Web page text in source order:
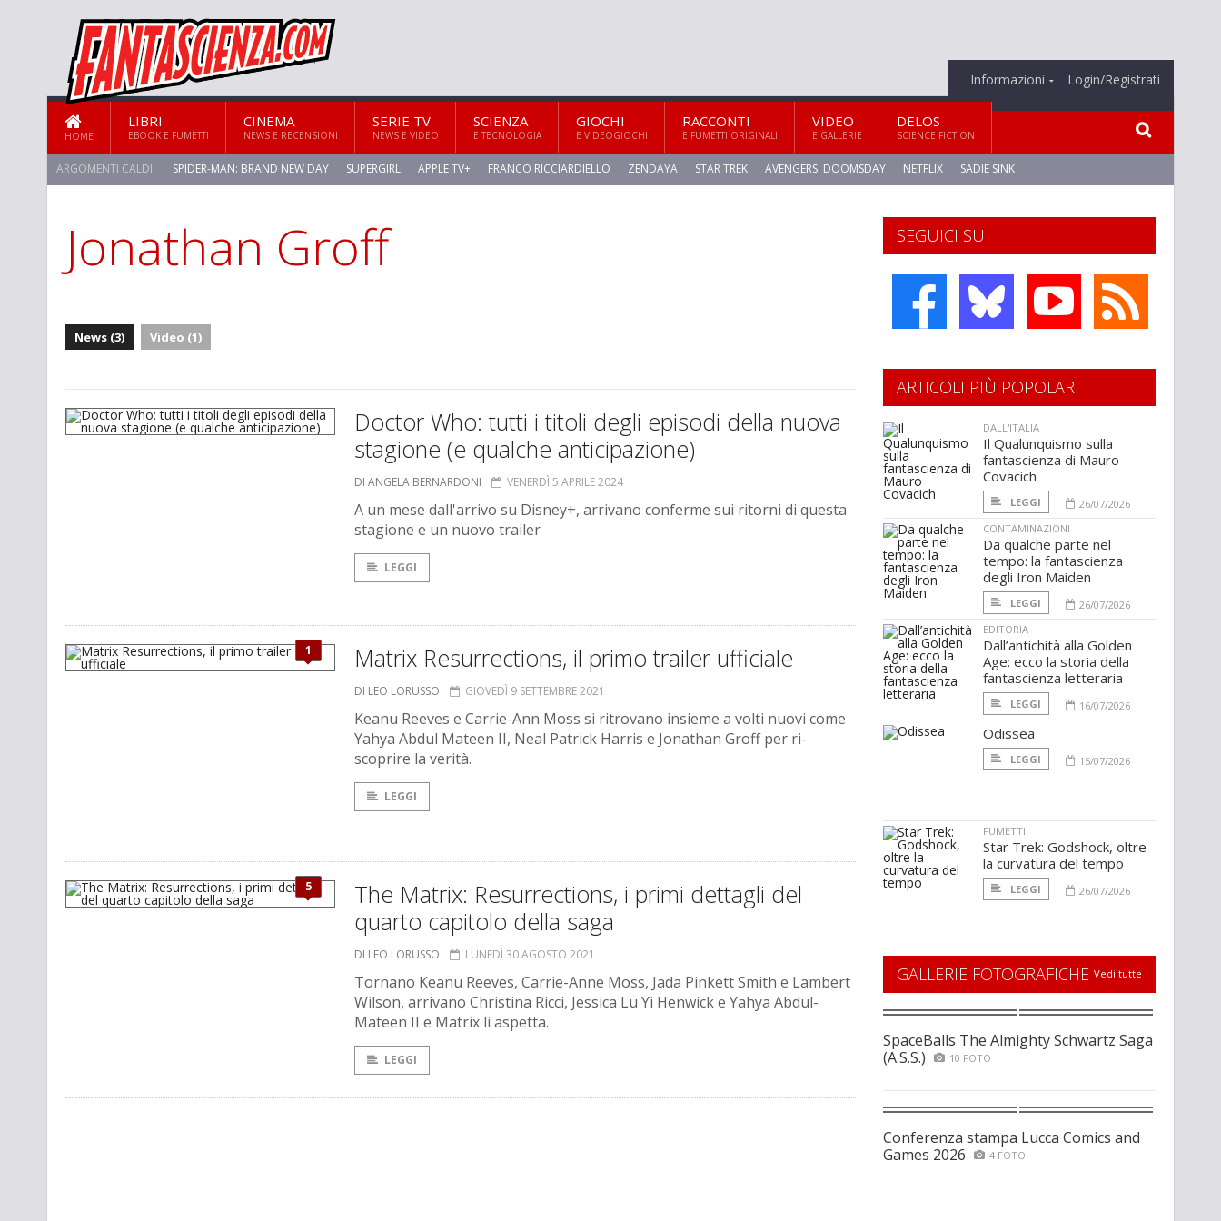
Informazioni Login/Registrati
HOME
LIBRI
EBOOK E FUMETTI
CINEMA
NEWS E RECENSIONI
SERIE TV
NEWS E VIDEO
SCIENZA
E TECNOLOGIA
GIOCHI
E VIDEOGIOCHI
RACCONTI
E FUMETTI ORIGINALI
VIDEO
E GALLERIE
DELOS
SCIENCE FICTION
ARGOMENTI CALDI: SPIDER-MAN: BRAND NEW DAY SUPERGIRL APPLE TV+ FRANCO RICCIARDIELLO ZENDAYA STAR TREK AVENGERS: DOOMSDAY NETFLIX SADIE SINK
STAR TREK: STRANGE NEW WORLDS
Jonathan Groff
News (3) Video (1)
Doctor Who: tutti i titoli degli episodi della nuova
stagione (e qualche anticipazione)
DI ANGELA BERNARDONI VENERDÌ 5 APRILE 2024
A un mese dall'arrivo su Disney+, arrivano conferme sui ritorni di questa
stagione e un nuovo trailer
LEGGI
1 Matrix Resurrections, il primo trailer ufficiale
DI LEO LORUSSO GIOVEDÌ 9 SETTEMBRE 2021
Keanu Reeves e Carrie-Ann Moss si ritrovano insieme a volti nuovi come
Yahya Abdul Mateen II, Neal Patrick Harris e Jonathan Groff per ri-
scoprire la verità.
LEGGI
5
The Matrix: Resurrections, i primi dettagli del
quarto capitolo della saga
DI LEO LORUSSO LUNEDÌ 30 AGOSTO 2021
Tornano Keanu Reeves, Carrie-Anne Moss, Jada Pinkett Smith e Lambert
Wilson, arrivano Christina Ricci, Jessica Lu Yi Henwick e Yahya Abdul-
Mateen II e Matrix li aspetta.
LEGGI
SEGUICI SU
ARTICOLI PIÙ POPOLARI
DALL'ITALIA
Il Qualunquismo sulla
fantascienza di Mauro
Covacich
LEGGI
26/07/2026
CONTAMINAZIONI
Da qualche parte nel
tempo: la fantascienza
degli Iron Maiden
LEGGI
26/07/2026
EDITORIA
Dall’antichità alla Golden
Age: ecco la storia della
fantascienza letteraria
LEGGI 16/07/2026
Odissea
LEGGI 15/07/2026
FUMETTI
Star Trek: Godshock, oltre
la curvatura del tempo
LEGGI 26/07/2026
GALLERIE FOTOGRAFICHE Vedi tutte
SpaceBalls The Almighty Schwartz Saga
(A.S.S.)
10 FOTO
Conferenza stampa Lucca Comics and
Games 2026
4 FOTO